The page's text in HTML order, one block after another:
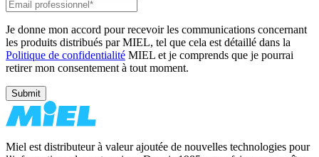
Je donne mon accord pour recevoir les communications concernant
les produits distribués par MIEL, tel que cela est détaillé dans la
Politique de confidentialité MIEL et je comprends que je pourrai
retirer mon consentement à tout moment.
Miel est distributeur à valeur ajoutée de nouvelles technologies pour